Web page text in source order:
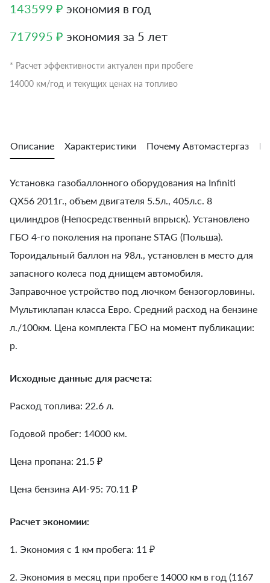
143599 ₽ экономия в год
717995 ₽ экономия за 5 лет
* Расчет эффективности актуален при пробеге
14000 км/год и текущих ценах на топливо
Описание Характеристики Почему Автомастергаз
Установка газобаллонного оборудования на Infiniti
QХ56 2011г., объем двигателя 5.5л., 405л.с. 8
цилиндров (Непосредственный впрыск). Установлено
ГБО 4-го поколения на пропане STAG (Польша).
Тороидальный баллон на 98л., установлен в место для
запасного колеса под днищем автомобиля.
Заправочное устройство под лючком бензогорловины.
Мультиклапан класса Евро. Средний расход на бензине
л./100км. Цена комплекта ГБО на момент публикации:
р.
Исходные данные для расчета:
Расход топлива: 22.6 л.
Годовой пробег: 14000 км.
Цена пропана: 21.5 ₽
Цена бензина АИ-95: 70.11 ₽
Расчет экономии:
1. Экономия с 1 км пробега: 11 ₽
2. Экономия в месяц при пробеге 14000 км в год (1167